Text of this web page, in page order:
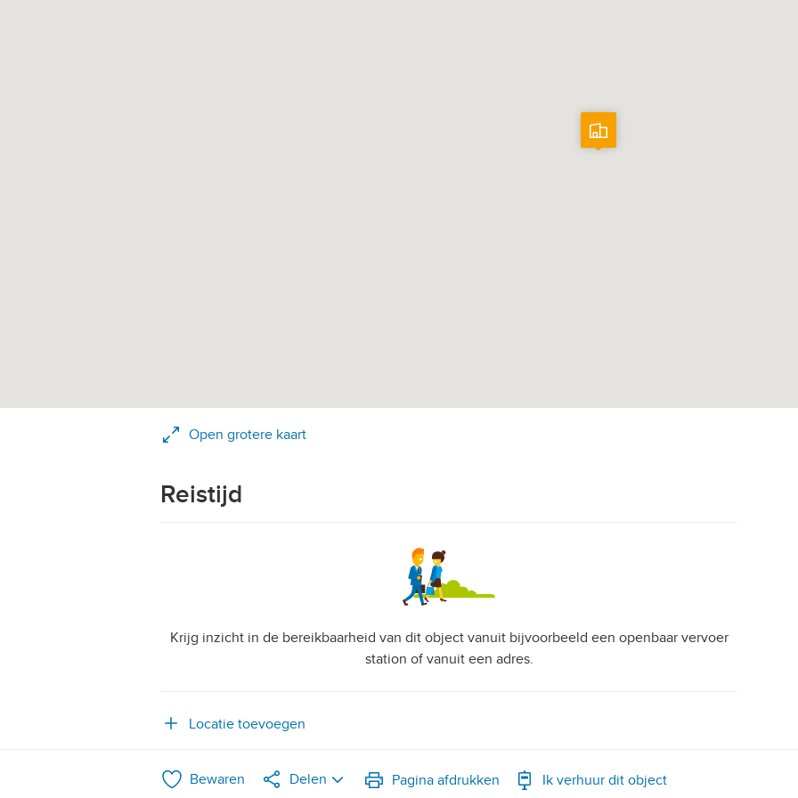
Open grotere kaart
Reistijd
Krijg inzicht in de bereikbaarheid van dit object vanuit bijvoorbeeld een openbaar vervoer
station of vanuit een adres.
Locatie toevoegen
Bewaren Delen Pagina afdrukken Ik verhuur dit object